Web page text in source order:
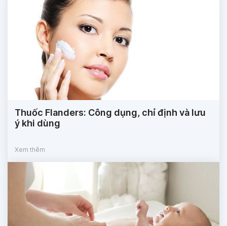
Thuốc Flanders: Công dụng, chỉ định và lưu
ý khi dùng
Xem thêm